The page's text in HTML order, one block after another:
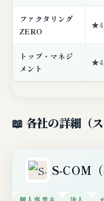
ファクタリング
ZERO
トップ・マネジ
メント
📖 各社の詳細（
S-COM（